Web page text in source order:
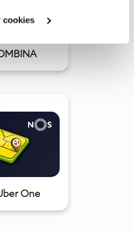
cookies
One